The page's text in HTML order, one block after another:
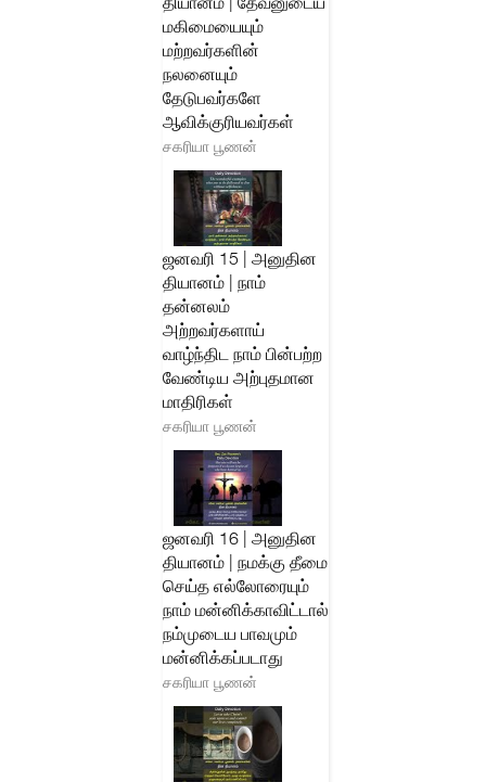
மகிமையையும்
மற்றவர்களின்
நலனையும்
தேடுபவர்களே
ஆவிக்குரியவர்கள்
சகரியா பூணன்
ஜனவரி 15 | அனுதின
தியானம் | நாம்
தன்னலம்
அற்றவர்களாய்
வாழ்ந்திட நாம் பின்பற்ற
வேண்டிய அற்புதமான
மாதிரிகள்
சகரியா பூணன்
ஜனவரி 16 | அனுதின
தியானம் | நமக்கு தீமை
செய்த எல்லோரையும்
நாம் மன்னிக்காவிட்டால்
நம்முடைய பாவமும்
மன்னிக்கப்படாது
சகரியா பூணன்